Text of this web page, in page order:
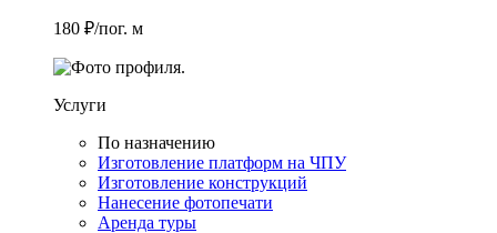
180 ₽/пог. м
Услуги
По назначению
Изготовление платформ на ЧПУ
Изготовление конструкций
Нанесение фотопечати
Аренда туры